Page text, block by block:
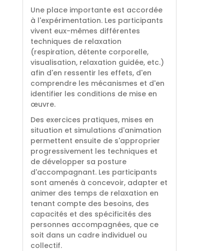
Une place importante est accordée
à l'expérimentation. Les participants
vivent eux-mêmes différentes
techniques de relaxation
(respiration, détente corporelle,
visualisation, relaxation guidée, etc.)
afin d'en ressentir les effets, d'en
comprendre les mécanismes et d'en
identifier les conditions de mise en
œuvre.
Des exercices pratiques, mises en
situation et simulations d'animation
permettent ensuite de s'approprier
progressivement les techniques et
de développer sa posture
d'accompagnant. Les participants
sont amenés à concevoir, adapter et
animer des temps de relaxation en
tenant compte des besoins, des
capacités et des spécificités des
personnes accompagnées, que ce
soit dans un cadre individuel ou
collectif.